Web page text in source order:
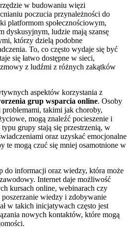
w budowaniu więzi
poczucia przynależności do
platformom społecznościowym,
dyskusyjnym, ludzie mają szansę
którzy dzielą podobne
To, co często wydaje się być
się łatwo dostępne w sieci,
z ludźmi z różnych zakątków
aspektów korzystania z
grup wsparcia online. Osoby
problemami, takimi jak choroby,
mogą znaleźć pocieszenie i
grupy stają się przestrzenią, w
oraz uzyskać emocjonalne
te mogą czuć się mniej osamotnione w
do informacji oraz wiedzy, która może
Internet daje możliwość
kursach online, webinarach czy
wiedzy i zdobywanie
w takich inicjatywach często jest
nowych kontaktów, które mogą